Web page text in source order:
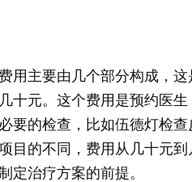
用主要由几个部分构成，这
十元。这个费用是预约医生
要的检查，比如伍德灯检
目的不同，费用从几十元到
定治疗方案的前提。